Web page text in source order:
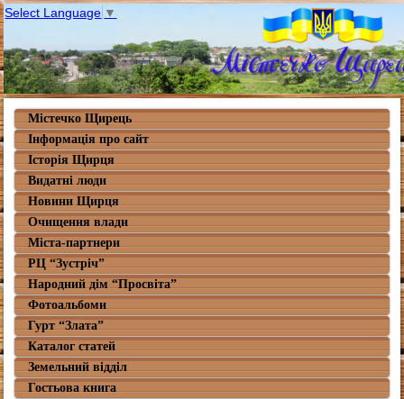
Select Language ▼
Містечко Щирець
Інформація про сайт
Історія Щирця
Видатні люди
Новини Щирця
Очищення влади
Міста-партнери
РЦ “Зустріч”
Народний дім “Просвіта”
Фотоальбоми
Гурт “Злата”
Каталог статей
Земельний відділ
Гостьова книга